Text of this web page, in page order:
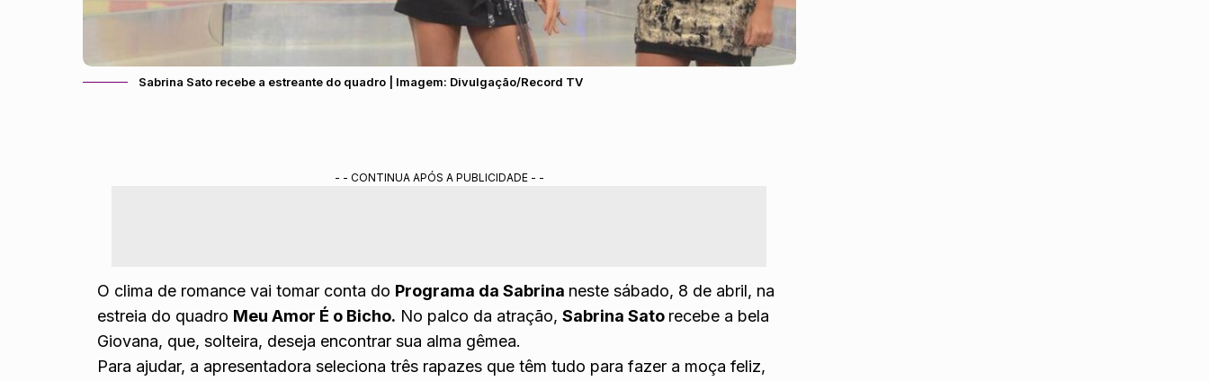
Sabrina Sato recebe a estreante do quadro | Imagem: Divulgação/Record TV
- - CONTINUA APÓS A PUBLICIDADE - -
O clima de romance vai tomar conta do Programa da Sabrina neste sábado, 8 de abril, na
estreia do quadro Meu Amor É o Bicho. No palco da atração,Sabrina Sato recebe a bela
Giovana, que, solteira, deseja encontrar sua alma gêmea.
Para ajudar, a apresentadora seleciona três rapazes que têm tudo para fazer a moça feliz,